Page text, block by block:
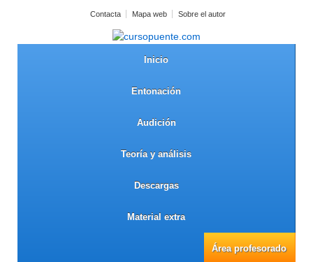
Contacta Mapa web Sobre el autor
Inicio
Entonación
Audición
Teoría y análisis
Descargas
Material extra
Área profesorado